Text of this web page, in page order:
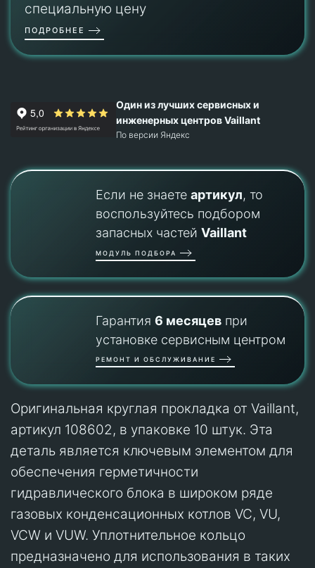
специальную цену
ПОДРОБНЕЕ
Один из лучших сервисных и
инженерных центров Vaillant
По версии Яндекс
Если не знаете артикул, то
воспользуйтесь подбором
запасных частей Vaillant
МОДУЛЬ ПОДБОРА
Гарантия 6 месяцевпри
установке сервисным центром
РЕМОНТ И ОБСЛУЖИВАНИЕ
Оригинальная круглая прокладка от Vaillant,
артикул 108602, в упаковке 10 штук. Эта
деталь является ключевым элементом для
обеспечения герметичности
гидравлического блока в широком ряде
газовых конденсационных котлов VC, VU,
VCW и VUW. Уплотнительное кольцо
предназначено для использования в таких